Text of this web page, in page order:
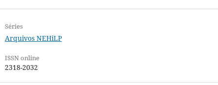
Séries
Arquivos NEHiLP
ISSN online
2318-2032